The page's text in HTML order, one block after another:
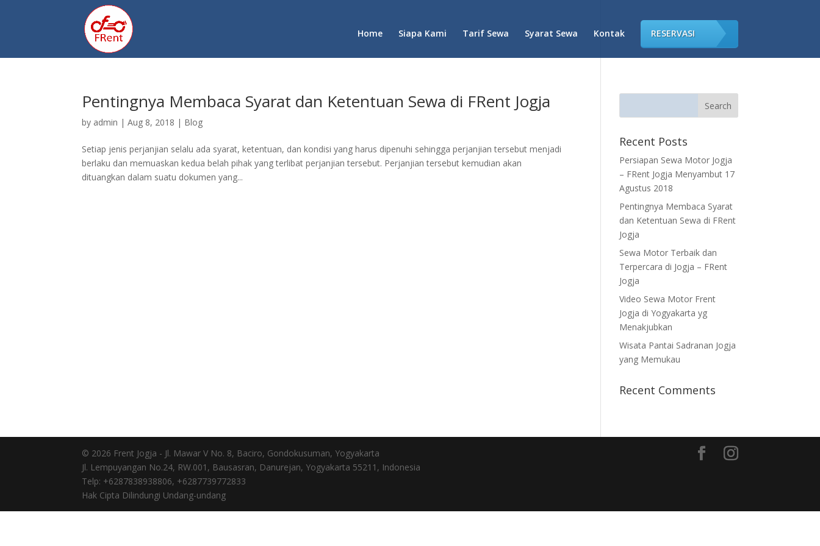
Home Siapa Kami Tarif Sewa Syarat Sewa Kontak RESERVASI
Pentingnya Membaca Syarat dan Ketentuan Sewa di FRent Jogja
by admin |Aug 8, 2018 | Blog
Setiap jenis perjanjian selalu ada syarat, ketentuan, dan kondisi yang harus dipenuhi sehingga perjanjian tersebut menjadi
berlaku dan memuaskan kedua belah pihak yang terlibat perjanjian tersebut. Perjanjian tersebut kemudian akan
dituangkan dalam suatu dokumen yang...
Recent Posts
Persiapan Sewa Motor Jogja
– FRent Jogja Menyambut 17
Agustus 2018
Pentingnya Membaca Syarat
dan Ketentuan Sewa di FRent
Jogja
Sewa Motor Terbaik dan
Terpercara di Jogja – FRent
Jogja
Video Sewa Motor Frent
Jogja di Yogyakarta yg
Menakjubkan
Wisata Pantai Sadranan Jogja
yang Memukau
Recent Comments
© 2026 Frent Jogja - Jl. Mawar V No. 8, Baciro, Gondokusuman, Yogyakarta
Jl. Lempuyangan No.24, RW.001, Bausasran, Danurejan, Yogyakarta 55211, Indonesia
Telp: +6287838938806, +6287739772833
Hak Cipta Dilindungi Undang-undang